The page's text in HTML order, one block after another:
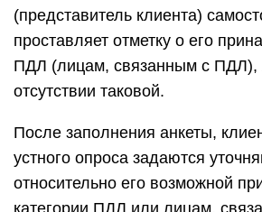
(представитель клиента)
проставляет отметку о его
ПДЛ (лицам, связанным с ПДЛ),
отсутствии таковой.
После заполнения анкеты,
устного опроса задаются
относительно его возможной
категории ПДЛ или лицам,